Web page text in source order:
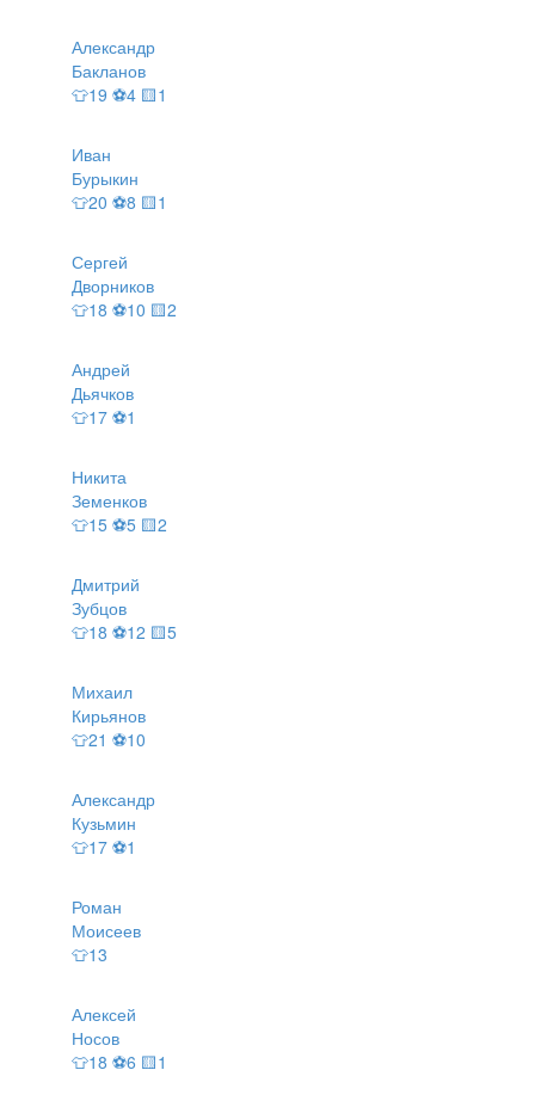
Александр
Бакланов
👕19 ⚽4 🟨1
Иван
Бурыкин
👕20 ⚽8 🟨1
Сергей
Дворников
👕18 ⚽10 🟨2
Андрей
Дьячков
👕17 ⚽1
Никита
Земенков
👕15 ⚽5 🟨2
Дмитрий
Зубцов
👕18 ⚽12 🟨5
Михаил
Кирьянов
👕21 ⚽10
Александр
Кузьмин
👕17 ⚽1
Роман
Моисеев
👕13
Алексей
Носов
👕18 ⚽6 🟨1